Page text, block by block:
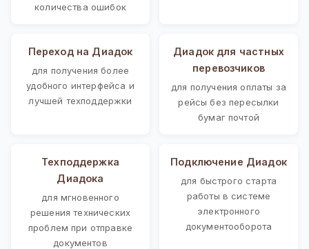
количества ошибок
Переход на Диадок
для получения более
удобного интерфейса и
лучшей техподдержки
Диадок для частных
перевозчиков
для получения оплаты за
рейсы без пересылки
бумаг почтой
Техподдержка
Диадока
для мгновенного
решения технических
проблем при отправке
документов
Подключение Диадок
для быстрого старта
работы в системе
электронного
документооборота